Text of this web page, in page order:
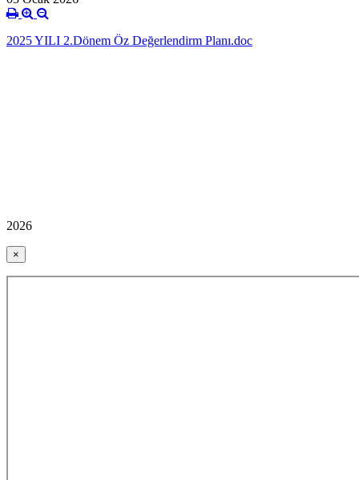
2025 YILI 2.Dönem Öz Değerlendirm Planı.doc
2026
×